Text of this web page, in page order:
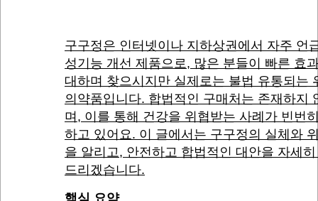
구구정은 인터넷이나 지하상권에서 자주 언
성기능 개선 제품으로, 많은 분들이 빠른 효
대하며 찾으시지만 실제로는 불법 유통되는
의약품입니다. 합법적인 구매처는 존재하지
며, 이를 통해 건강을 위협받는 사례가 빈번
하고 있어요. 이 글에서는 구구정의 실체와
을 알리고, 안전하고 합법적인 대안을 자세
드리겠습니다.
핵심 요약